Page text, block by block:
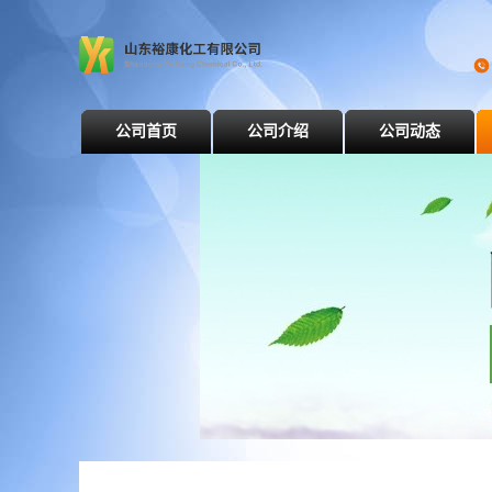
公司首页 公司介绍 公司动态